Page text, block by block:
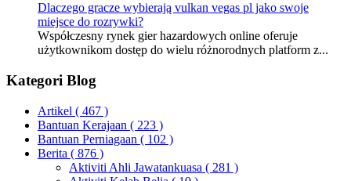
Dlaczego gracze wybierają vulkan vegas pl jako swoje
miejsce do rozrywki?
Współczesny rynek gier hazardowych online oferuje
użytkownikom dostęp do wielu różnorodnych platform z...
Kategori Blog
Artikel ( 467 )
Bantuan Kerajaan ( 223 )
Bantuan Perniagaan ( 102 )
Berita ( 876 )
Aktiviti Ahli Jawatankuasa ( 281 )